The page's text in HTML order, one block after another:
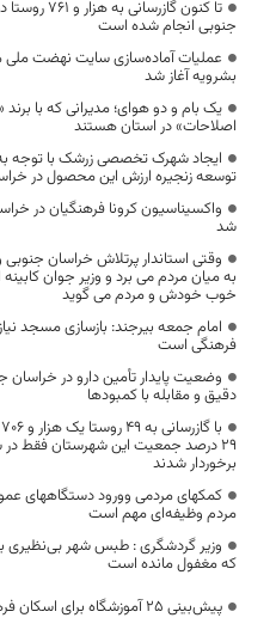
تا کنون گازرسانی
جنوبی انجام شده است
عملیات آماده‌سازی سایت نهضت
بشرویه آغاز شد
یک بام و دو هوای؛ مدیرانی که با برند
اصلاحات» در استان هستند
ایجاد شهرک تخصصی زرشک با توجه
توسعه زنجیره ارزش این محصول در
واکسیناسیون کرونا فرهنگیان در
شد
وقتی استاندار پرتلاش خراسان جنوبی
به میان مردم می برد و وزیر جوان
خوب خودش و مردم می گوید
امام جمعه بیرجند: بازسازی مسجد
فرهنگی است
وضعیت پایدار تأمین دارو در خراسان
دقیق و مقابله با کمبودها
برخوردار شدند
کمکهای مردمی وورود دستگاههای
مردم وظیفه‌ای مهم است
وزیر گردشگری : طبس شهر بی‌نظیری
که مغفول مانده است
پیش‌بینی 25 آموزشگاه برای اسکان فرهنگیان